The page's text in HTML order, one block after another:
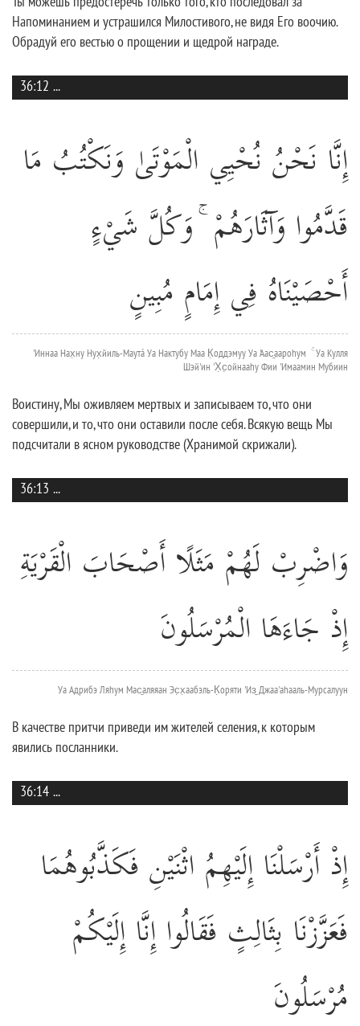
Напоминанием и устрашился Милостивого, не видя Его воочию.
Обрадуй его вестью о прощении и щедрой награде.
36:12 ...
إِنَّا نَحْنُ نُحْيِي الْمَوْتَىٰ وَنَكْتُبُ مَا
قَدَّمُوا وَآثَارَهُمْ ۚ وَكُلَّ شَيْءٍ
أَحْصَيْنَاهُ فِي إِمَامٍ مُبِينٍ
'Иннаа Нах̣ну Нух̣йиль-Маутá Уа Нактубу Маа К̣оддэмуу Уа 'Аас̱аароhум ۚ Уа Кулля
Шэй'ин 'Х̣с̣ойнааhу Фии 'Имаамин Мубиин
Воистину, Мы оживляем мертвых и записываем то, что они
совершили, и то, что они оставили после себя. Всякую вещь Мы
подсчитали в ясном руководстве (Хранимой скрижали).
36:13 ...
وَاضْرِبْ لَهُمْ مَثَلًا أَصْحَابَ الْقَرْيَةِ
إِذْ جَاءَهَا الْمُرْسَلُونَ
Уа Адрибэ Ляhум Мас̱аляяан Эс̣х̣аабэль-К̣оряти 'Из̱ Джаа'аhааль-Мурсалуун
В качестве притчи приведи им жителей селения, к которым
явились посланники.
36:14 ...
إِذْ أَرْسَلْنَا إِلَيْهِمُ اثْنَيْنِ فَكَذَّبُوهُمَا
فَعَزَّزْنَا بِثَالِثٍ فَقَالُوا إِنَّا إِلَيْكُمْ
مُرْسَلُونَ